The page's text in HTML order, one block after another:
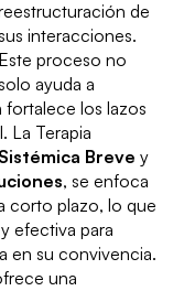
de
interacciones.
Este proceso no
ayuda a
los lazos
La Terapia
Breve y
, se enfoca
corto plazo, lo que
efectiva para
en su convivencia.
una